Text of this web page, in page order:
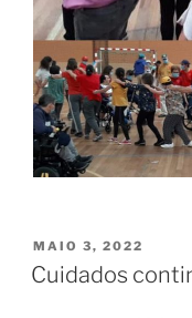
PUBLICADO
EM
MAIO 3, 2022
Cuidados